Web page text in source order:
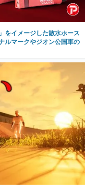
をイメージした散水ホース
ルマークやジオン公国軍の